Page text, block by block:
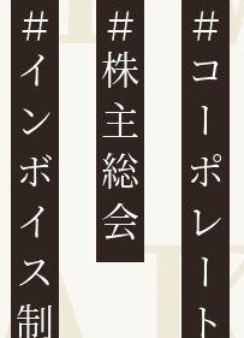
インボイス制度 株主総会